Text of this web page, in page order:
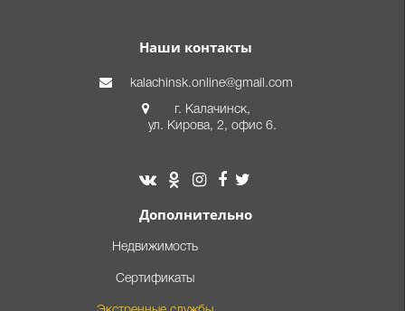
Наши контакты
kalachinsk.online@gmail.com
г. Калачинск,
ул. Кирова, 2, офис 6.
Дополнительно
Недвижимость
Сертификаты